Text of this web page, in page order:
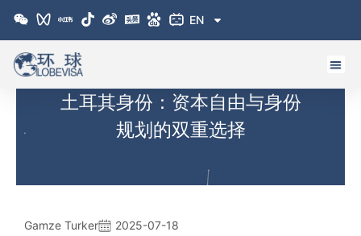
EN
土耳其身份：资本自由与身份
规划的双重选择
Gamze Turker 2025-07-18